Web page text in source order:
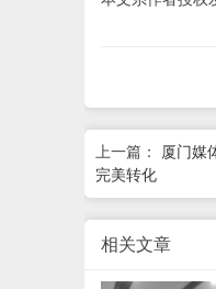
上一篇： 厦门媒
完美转化
相关文章